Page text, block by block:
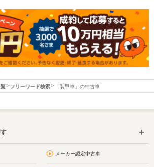
フリーワード検索 「装甲車」の中古車
メーカー認定中古車